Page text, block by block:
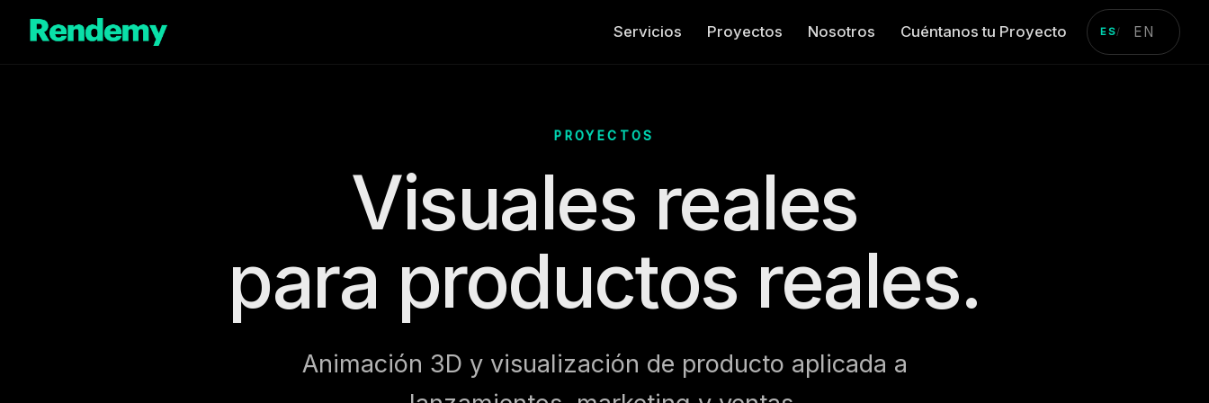
Servicios Proyectos Nosotros Cuéntanos tu Proyecto ES/ EN
PROYECTOS
Visuales reales
para productos reales.
Animación 3D y visualización de producto aplicada a